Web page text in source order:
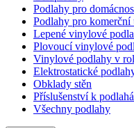
Podlahy pro
Podlahy pro komerční
Lepené vinylové
Plovoucí vinylové
Vinylové podlahy v
Elektrostatické
Obklady stěn
Příslušenství k
Všechny podlahy